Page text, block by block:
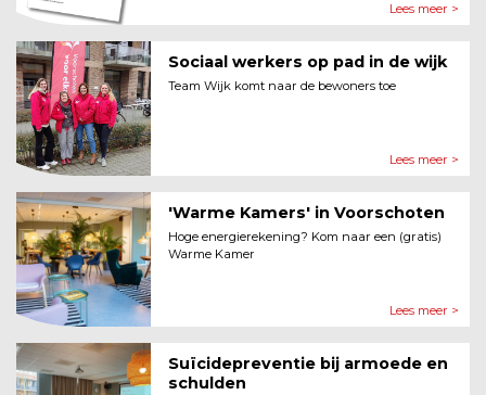
Lees meer >
Sociaal werkers op pad in de wijk
Team Wijk komt naar de bewoners toe
Lees meer >
'Warme Kamers' in Voorschoten
Hoge energierekening? Kom naar een (gratis)
Warme Kamer
Lees meer >
Suïcidepreventie bij armoede en
schulden